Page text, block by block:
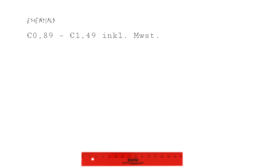
Essentials
€0,89 – €1,49 inkl. Mwst.